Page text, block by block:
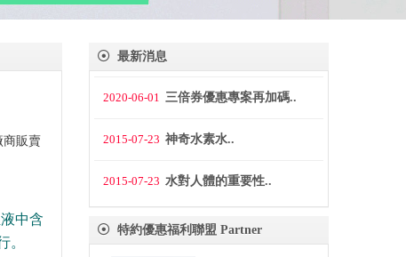
商販賣
中含
。
最新消息
2020-06-01 三倍券優惠專案再加碼..
2015-07-23 神奇水素水..
2015-07-23 水對人體的重要性..
特約優惠福利聯盟 Partner